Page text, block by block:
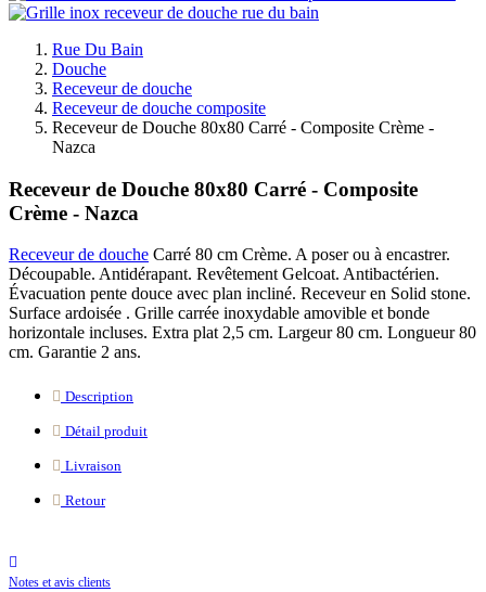
Rue Du Bain
Douche
Receveur de douche
Receveur de douche composite
Receveur de Douche 80x80 Carré - Composite Crème -
Nazca
Receveur de Douche 80x80 Carré - Composite
Crème - Nazca
Receveur de douche Carré 80 cm Crème. A poser ou à encastrer.
Découpable. Antidérapant. Revêtement Gelcoat. Antibactérien.
Évacuation pente douce avec plan incliné. Receveur en Solid stone.
Surface ardoisée . Grille carrée inoxydable amovible et bonde
horizontale incluses. Extra plat 2,5 cm. Largeur 80 cm. Longueur 80
cm. Garantie 2 ans.
Description
Détail produit
Livraison
Retour
Notes et avis clients